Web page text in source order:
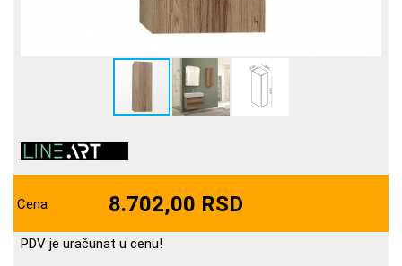
Cena 8.702,00 RSD
PDV je uračunat u cenu!